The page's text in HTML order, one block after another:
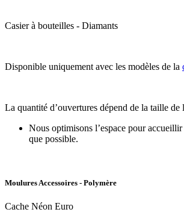
Casier à bouteilles - Diamants
Disponible uniquement avec les modèles de la
La quantité d’ouvertures dépend de la taille de
Nous optimisons l’espace pour accueillir
que possible.
Moulures Accessoires - Polymère
Cache Néon Euro